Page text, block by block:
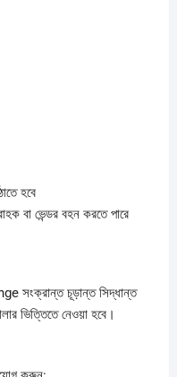
হবে
বা ভেন্ডর বহন করতে পারে
সংক্রান্ত চূড়ান্ত সিদ্ধান্ত
ভিত্তিতে নেওয়া হবে।